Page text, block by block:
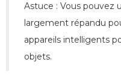
Astuce : Vous pouvez
largement répandu
appareils intelligents
objets.